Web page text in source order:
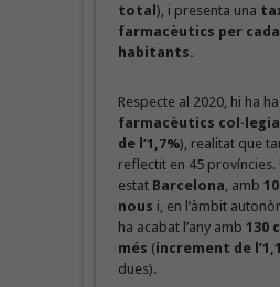
total ), i presenta una
farmacèutics per cada
habitants.
Respecte al 2020, hi ha
farmacèutics
de l’1,7%), realitat que
reflectit en 45 províncies.
estat Barcelona , amb
nous i, en l’àmbit
ha acabat l’any amb 130
més (increment de
dues).